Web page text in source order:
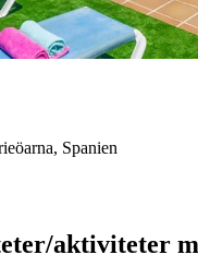
Spanien
aktiviteter